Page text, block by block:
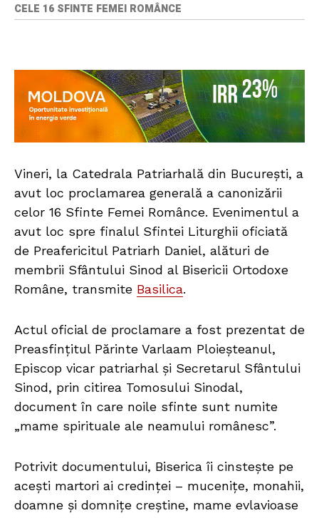
CELE 16 SFINTE FEMEI ROMÂNCE
Vineri, la Catedrala Patriarhală din București, a
avut loc proclamarea generală a canonizării
celor 16 Sfinte Femei Românce. Evenimentul a
avut loc spre finalul Sfintei Liturghii oficiată
de Preafericitul Patriarh Daniel, alături de
membrii Sfântului Sinod al Bisericii Ortodoxe
Române, transmite Basilica.
Actul oficial de proclamare a fost prezentat de
Preasfințitul Părinte Varlaam Ploieșteanul,
Episcop vicar patriarhal și Secretarul Sfântului
Sinod, prin citirea Tomosului Sinodal,
document în care noile sfinte sunt numite
„mame spirituale ale neamului românesc”.
Potrivit documentului, Biserica îi cinstește pe
acești martori ai credinței – mucenițe, monahii,
doamne și domnițe creștine, mame evlavioase